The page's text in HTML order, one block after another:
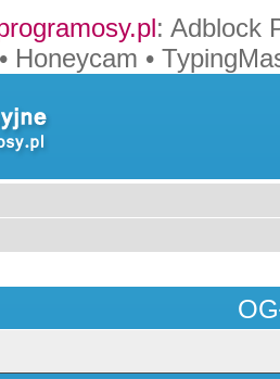
: Adblock
• Honeycam •